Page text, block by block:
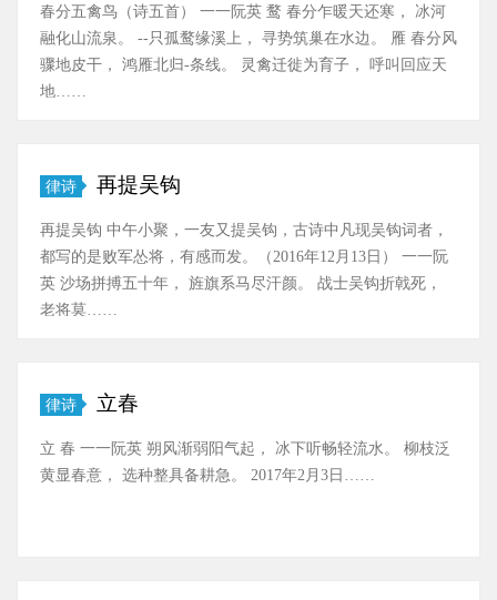
春分五禽鸟（诗五首） 一一阮英 鹜 春分乍暖天还寒， 冰河
融化山流泉。 --只孤鹜缘溪上， 寻势筑巢在水边。 雁 春分风
骤地皮干， 鸿雁北归-条线。 灵禽迁徙为育子， 呼叫回应天
地……
律诗 再提吴钩
再提吴钩 中午小聚，一友又提吴钩，古诗中凡现吴钩词者，
都写的是败军怂将，有感而发。（2016年12月13日） 一一阮
英 沙场拼搏五十年， 旌旗系马尽汗颜。 战士吴钩折戟死，
老将莫……
律诗 立春
立 春 一一阮英 朔风渐弱阳气起， 冰下听畅轻流水。 柳枝泛
黄显春意， 选种整具备耕急。 2017年2月3日……